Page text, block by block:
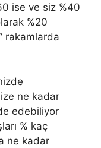
ise ve siz %40
%20
rakamlarda
ne kadar
edebiliyor
% kaç
ne kadar